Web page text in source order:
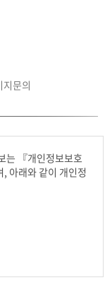
지문의
는 『개인정보보호
아래와 같이 개인정